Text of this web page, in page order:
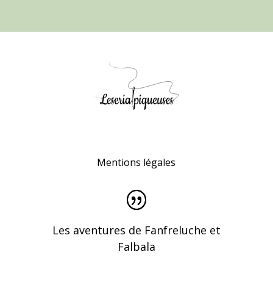
Mentions légales
Les aventures de Fanfreluche et
Falbala